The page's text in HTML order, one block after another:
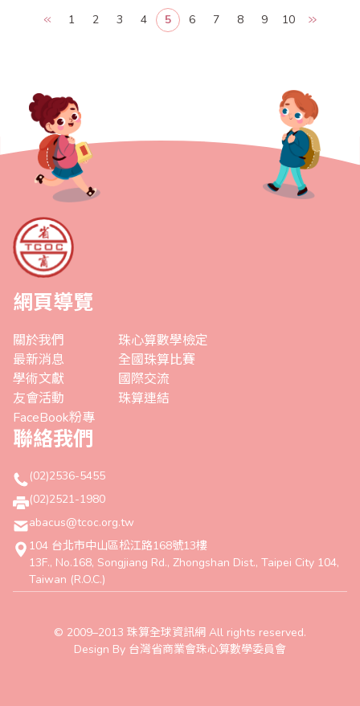
共達16支，引起高度注目；另一大特色是，舉辦了祖孫樂活珠算趣
味競賽以及傳票賽表演，以寓教於樂方式推廣珠心算教育、增進親
1 2 3 4 5 6 7 8 9 10
網頁導覽
關於我們
最新消息
學術文獻
友會活動
FaceBook粉專
珠心算數學檢定
全國珠算比賽
國際交流
珠算連結
聯絡我們
(02)2536-5455
(02)2521-1980
abacus@tcoc.org.tw
104 台北市中山區松江路168號13樓
13F., No.168, Songjiang Rd., Zhongshan Dist., Taipei City 104,
Taiwan (R.O.C.)
© 2009–2013 珠算全球資訊網 All rights reserved.
Design By 台灣省商業會珠心算數學委員會